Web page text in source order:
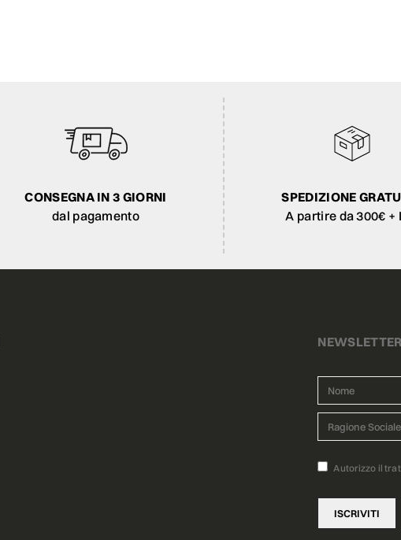
CONSEGNA IN 3 GIORNI
dal pagamento
SPEDIZIONE
A partire da 300€ +
NEWSLETTER
Autorizzo il